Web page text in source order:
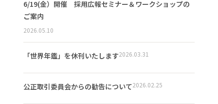
6/19(金）開催 採用広報セミナー＆ワークショップの
ご案内
2026.05.10
「世界年鑑」を休刊いたします2026.03.31
公正取引委員会からの勧告について2026.02.25